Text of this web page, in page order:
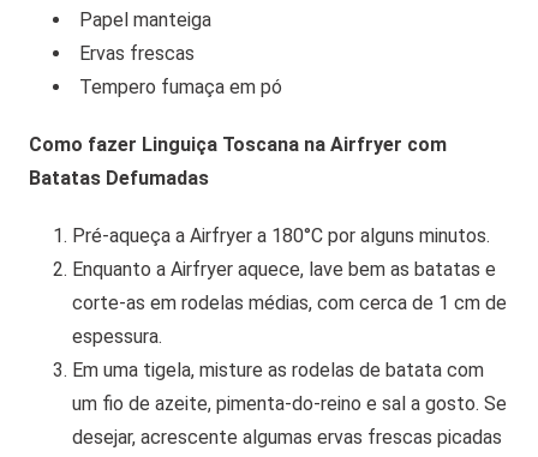
Papel manteiga
Ervas frescas
Tempero fumaça em pó
Como fazer Linguiça Toscana na Airfryer com
Batatas Defumadas
Pré-aqueça a Airfryer a 180°C por alguns minutos.
Enquanto a Airfryer aquece, lave bem as batatas e
corte-as em rodelas médias, com cerca de 1 cm de
espessura.
Em uma tigela, misture as rodelas de batata com
um fio de azeite, pimenta-do-reino e sal a gosto. Se
desejar, acrescente algumas ervas frescas picadas